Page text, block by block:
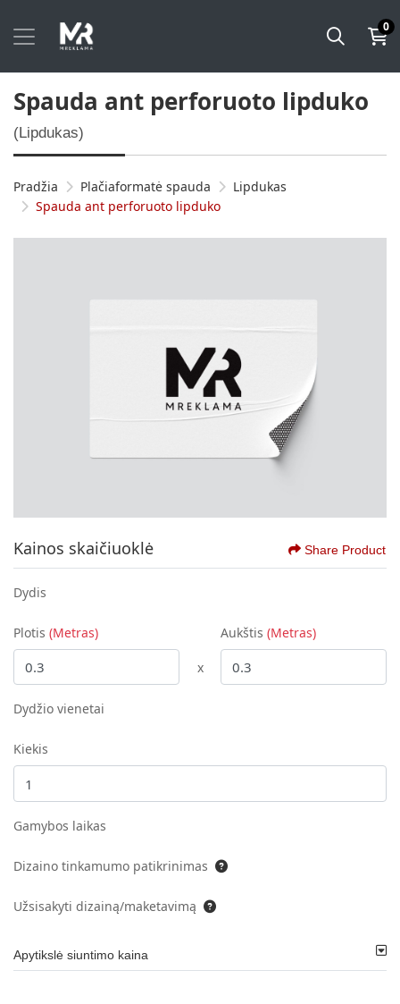
0
Spauda ant perforuoto lipduko
(Lipdukas)
Pradžia Plačiaformatė spauda
Lipdukas
Spauda ant perforuoto lipduko
Kainos skaičiuoklė Share Product
Dydis
Plotis (Metras) Aukštis (Metras)
x
Dydžio vienetai
Kiekis
Gamybos laikas
Dizaino tinkamumo patikrinimas
Užsisakyti dizainą/maketavimą
Apytikslė siuntimo kaina